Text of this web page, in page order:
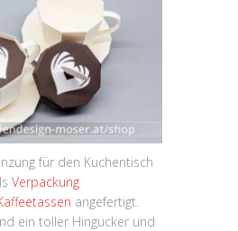
für den Kuchentisch
Verpackung
angefertigt.
ein toller Hingucker und